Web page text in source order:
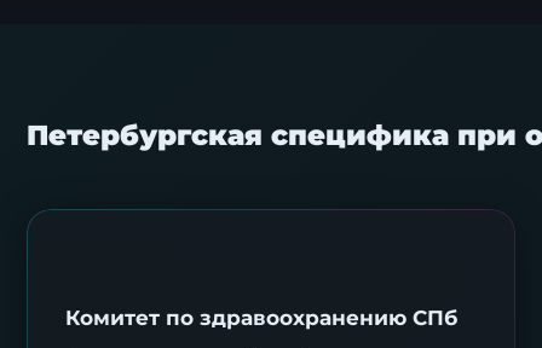
Петербургская специфика при
Комитет по здравоохранению СПб